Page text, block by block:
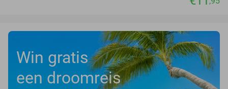
Win gratis
een droomreis